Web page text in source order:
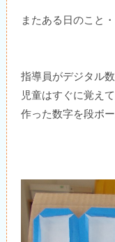
またある日のこと・
指導員がデジタル
児童はすぐに覚えて
作った数字を段ボ